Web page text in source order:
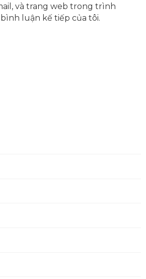
và trang web trong trình
luận kế tiếp của tôi.